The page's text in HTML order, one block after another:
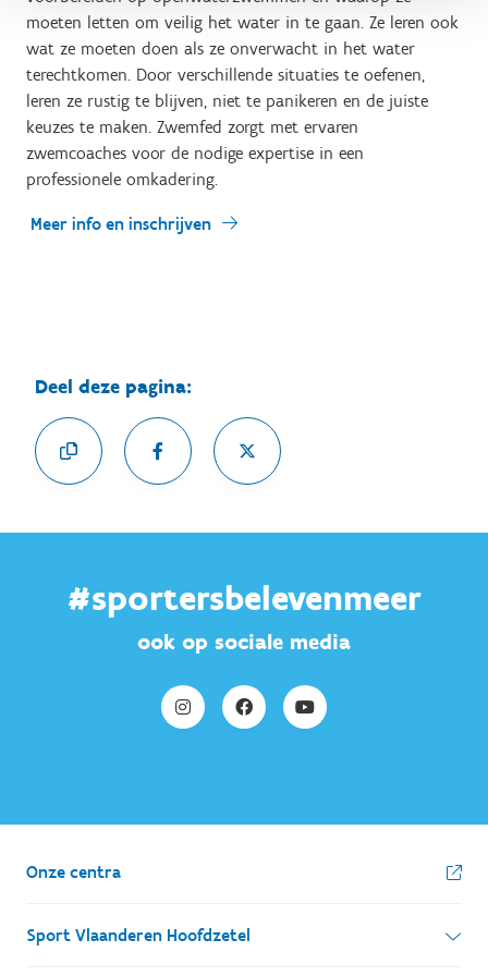
moeten letten om veilig het water in te gaan. Ze leren ook
wat ze moeten doen als ze onverwacht in het water
terechtkomen. Door verschillende situaties te oefenen,
leren ze rustig te blijven, niet te panikeren en de juiste
keuzes te maken. Zwemfed zorgt met ervaren
zwemcoaches voor de nodige expertise in een
professionele omkadering.
Meer info en inschrijven
Deel deze pagina:
#sportersbelevenmeer
ook op sociale media
Onze centra
Sport Vlaanderen Hoofdzetel